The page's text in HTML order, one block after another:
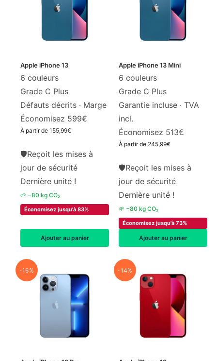
Apple iPhone 13
6 couleurs
Grade C Plus
Défauts décrits · Marge
Économisez 599€
À partir de 155,99€
🛡Reçoit les mises à
jour de sécurité
Dernière unité !
🌱 −80 kg CO₂
Économisez jusqu'à 83%
Ajouter au panier
Apple iPhone 13 Mini
6 couleurs
Grade C Plus
Garantie incluse · TVA
incl.
Économisez 513€
À partir de 245,99€
🛡Reçoit les mises à
jour de sécurité
Dernière unité !
🌱 −80 kg CO₂
Économisez jusqu'à 73%
Ajouter au panier
-16% -14%